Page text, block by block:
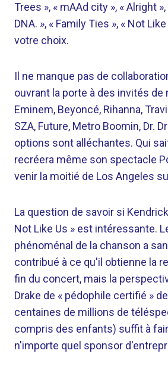
Trees », « mAAd city », « Alright »,
DNA. », « Family Ties », « Not
votre choix.
Il ne manque pas de
ouvrant la porte à des invités
Eminem, Beyoncé, Rihanna,
SZA, Future, Metro Boomin, Dr.
options sont alléchantes. Qui
recréera même son spectacle
venir la moitié de Los Angeles
La question de savoir si
Not Like Us » est intéressante.
phénoménal de la chanson a
contribué à ce qu'il obtienne la
fin du concert, mais la
Drake de « pédophile certifié »
centaines de millions de
compris des enfants) suffit à
n'importe quel sponsor